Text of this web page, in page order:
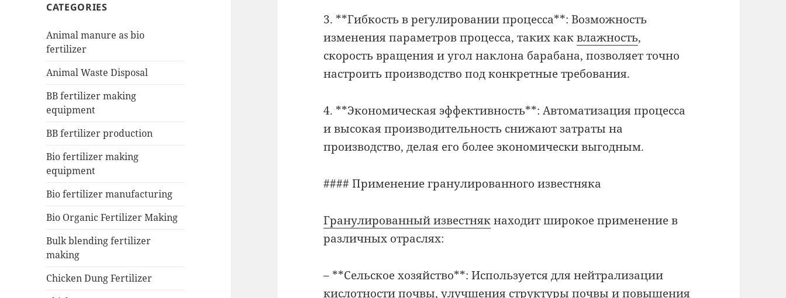
CATEGORIES
Animal manure as bio
fertilizer
Animal Waste Disposal
BB fertilizer making
equipment
BB fertilizer production
Bio fertilizer making
equipment
Bio fertilizer manufacturing
Bio Organic Fertilizer Making
Bulk blending fertilizer
making
Chicken Dung Fertilizer
3. **Гибкость в регулировании процесса**: Возможность
изменения параметров процесса, таких каквлажность,
скорость вращения и угол наклона барабана, позволяет точно
настроить производство под конкретные требования.
4. **Экономическая эффективность**: Автоматизация процесса
и высокая производительность снижают затраты на
производство, делая его более экономически выгодным.
#### Применение гранулированного известняка
Гранулированный известнякнаходит широкое применение в
различных отраслях:
– **Сельское хозяйство**: Используется для нейтрализации
кислотности почвы, улучшения структуры почвы и повышения